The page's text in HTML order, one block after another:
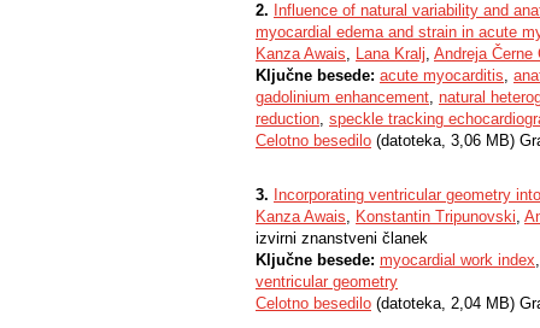
2. Influence of natural variability and
myocardial edema and strain in acute
Kanza Awais, Lana Kralj, Andreja Černe
Ključne besede: acute myocarditis,
gadolinium enhancement, natural
reduction, speckle tracking
Celotno besedilo (datoteka, 3,06 MB)
3. Incorporating ventricular geometry
Kanza Awais, Konstantin Tripunovski,
izvirni znanstveni članek
Ključne besede: myocardial work index
ventricular geometry
Celotno besedilo (datoteka, 2,04 MB)